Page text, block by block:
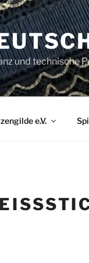
und technische
e.V.